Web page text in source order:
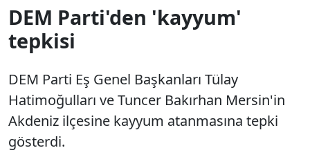
DEM Parti'den 'kayyum'
tepkisi
DEM Parti Eş Genel Başkanları Tülay
Hatimoğulları ve Tuncer Bakırhan Mersin'in
Akdeniz ilçesine kayyum atanmasına tepki
gösterdi.